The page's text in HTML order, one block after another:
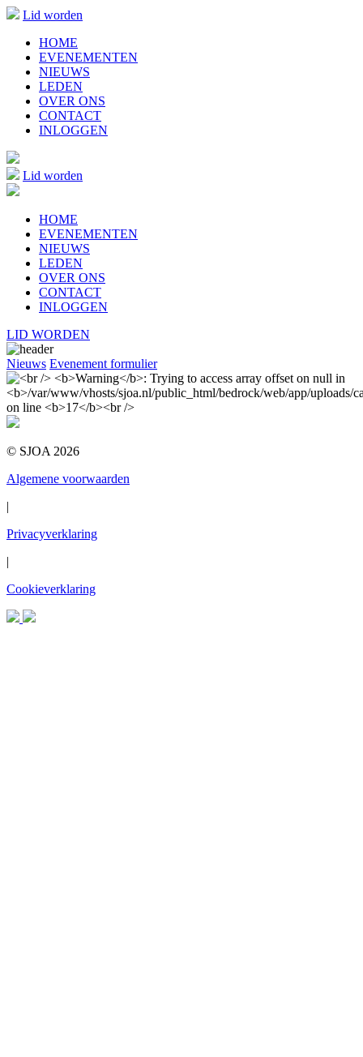
Lid worden
HOME
EVENEMENTEN
NIEUWS
LEDEN
OVER ONS
CONTACT
INLOGGEN
Lid worden
HOME
EVENEMENTEN
NIEUWS
LEDEN
OVER ONS
CONTACT
INLOGGEN
LID WORDEN
Nieuws Evenement formulier
© SJOA 2026
Algemene voorwaarden
|
Privacyverklaring
|
Cookieverklaring